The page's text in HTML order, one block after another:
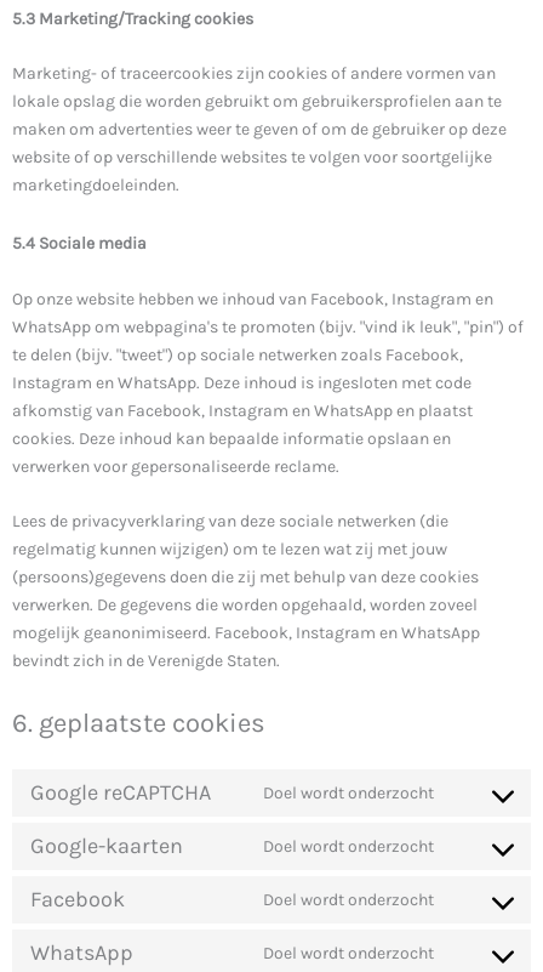
5.3 Marketing/Tracking cookies
Marketing- of traceercookies zijn cookies of andere vormen van
lokale opslag die worden gebruikt om gebruikersprofielen aan te
maken om advertenties weer te geven of om de gebruiker op deze
website of op verschillende websites te volgen voor soortgelijke
marketingdoeleinden.
5.4 Sociale media
Op onze website hebben we inhoud van Facebook, Instagram en
WhatsApp om webpagina's te promoten (bijv. "vind ik leuk", "pin") of
te delen (bijv. "tweet") op sociale netwerken zoals Facebook,
Instagram en WhatsApp. Deze inhoud is ingesloten met code
afkomstig van Facebook, Instagram en WhatsApp en plaatst
cookies. Deze inhoud kan bepaalde informatie opslaan en
verwerken voor gepersonaliseerde reclame.
Lees de privacyverklaring van deze sociale netwerken (die
regelmatig kunnen wijzigen) om te lezen wat zij met jouw
(persoons)gegevens doen die zij met behulp van deze cookies
verwerken. De gegevens die worden opgehaald, worden zoveel
mogelijk geanonimiseerd. Facebook, Instagram en WhatsApp
bevindt zich in de Verenigde Staten.
6. geplaatste cookies
Google reCAPTCHA Doel wordt onderzocht
Google-kaarten Doel wordt onderzocht
Facebook Doel wordt onderzocht
WhatsApp Doel wordt onderzocht